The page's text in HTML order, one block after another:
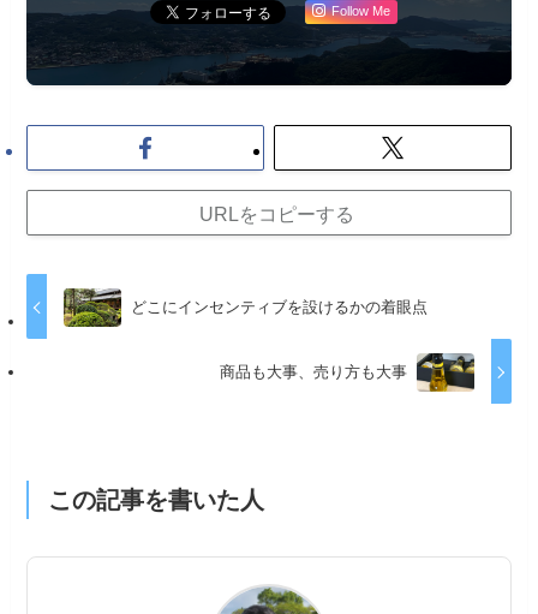
Follow Me
URLをコピーする
どこにインセンティブを設けるかの着眼点
商品も大事、売り方も大事
この記事を書いた人